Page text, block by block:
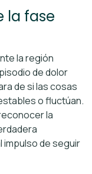
la fase
la región
de dolor
de si las cosas
o fluctúan.
la
de seguir